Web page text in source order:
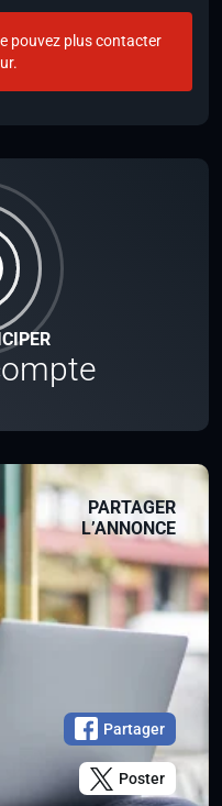
PARTAGER
L’ANNONCE
Partager
Poster
pouvez plus contacter